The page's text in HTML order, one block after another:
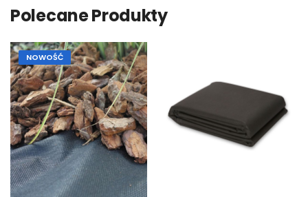
Polecane Produkty
NOWOŚĆ